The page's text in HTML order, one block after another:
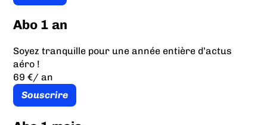
Abo 1 an
Soyez tranquille pour une année entière d’actus
aéro !
69 €/ an
Souscrire